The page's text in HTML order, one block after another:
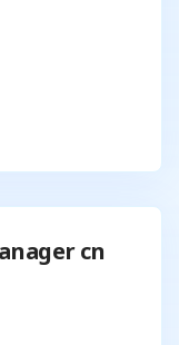
cn